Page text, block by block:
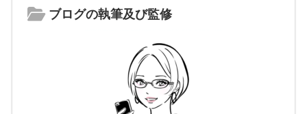
ブログの執筆及び監修